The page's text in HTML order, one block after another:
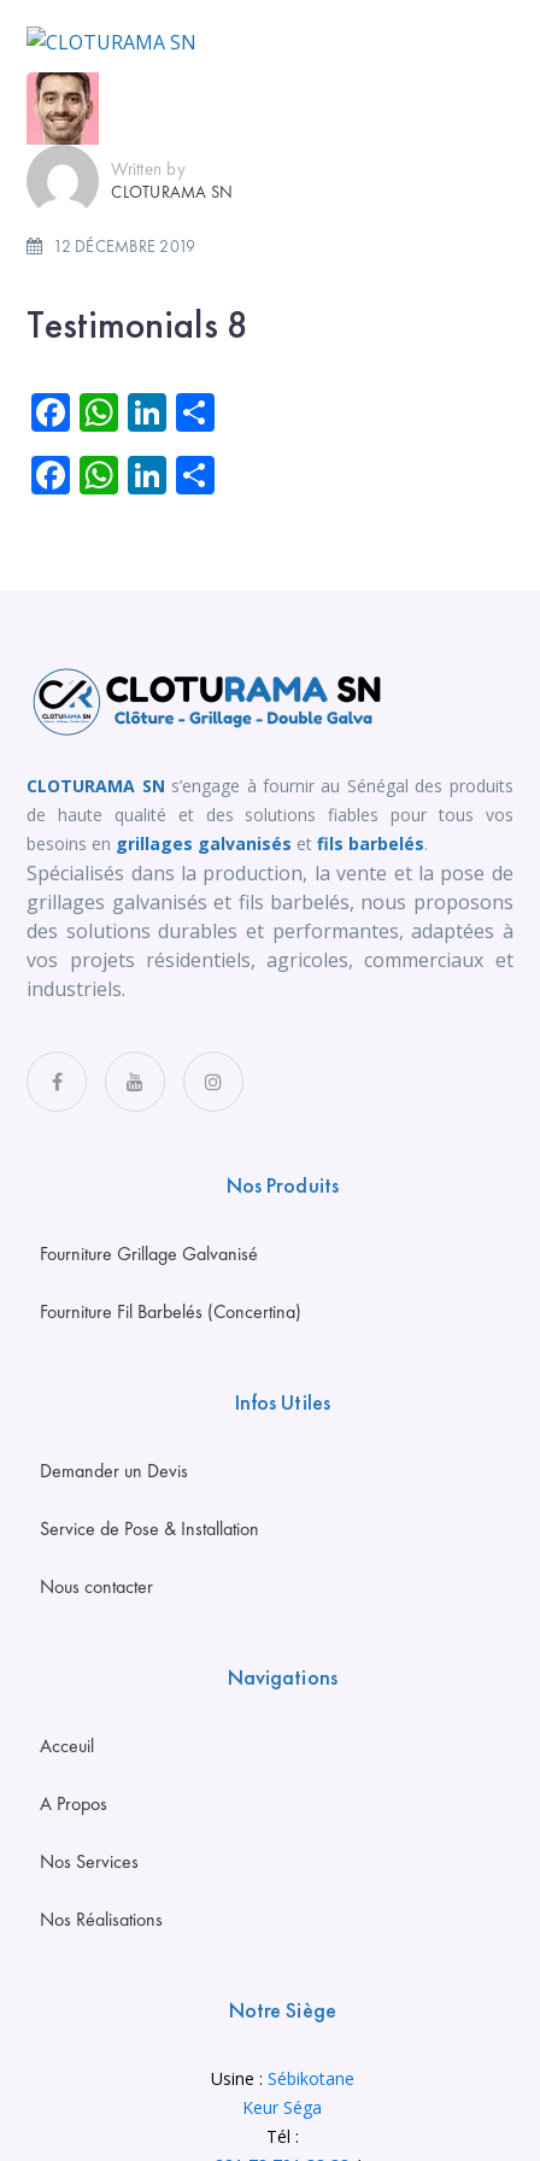
Written by
CLOTURAMA SN
12 DÉCEMBRE 2019
Testimonials 8
Facebook
WhatsApp
LinkedIn
Facebook
WhatsApp
LinkedIn
CLOTURAMA SN s’engage à fournir au Sénégal des produits
de haute qualité et des solutions fiables pour tous vos
besoins en grillages galvanisés etfils barbelés.
Spécialisés dans la production, la vente et la pose de
grillages galvanisés et fils barbelés, nous proposons
des solutions durables et performantes, adaptées à
vos projets résidentiels, agricoles, commerciaux et
industriels.
Nos Produits
Fourniture Grillage Galvanisé
Fourniture Fil Barbelés (Concertina)
Infos Utiles
Demander un Devis
Service de Pose & Installation
Nous contacter
Navigations
Acceuil
A Propos
Nos Services
Nos Réalisations
Notre Siège
Usine : Sébikotane
Keur Séga
Tél :